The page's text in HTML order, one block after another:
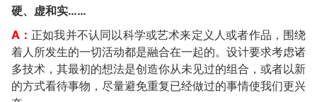
硬、虚和实……
A： 正如我并不认同以科学或艺术来定义人或者作品，围绕
着人所发生的一切活动都是融合在一起的。设计要求考虑诸
多技术，其最初的想法是创造你从未见过的组合，或者以新
的方式看待事物，尽量避免重复已经做过的事情使我们更兴